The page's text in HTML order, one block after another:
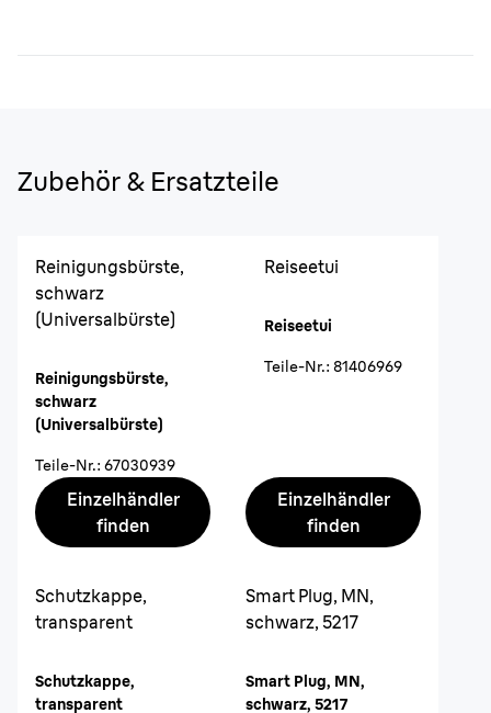
Zubehör & Ersatzteile
Reinigungsbürste,
schwarz
(Universalbürste)
Reinigungsbürste,
schwarz
(Universalbürste)
Teile-Nr.: 67030939
Einzelhändler
finden
Reiseetui
Reiseetui
Teile-Nr.: 81406969
Einzelhändler
finden
Schutzkappe,
transparent
Schutzkappe,
transparent
Smart Plug, MN,
schwarz, 5217
Smart Plug, MN,
schwarz, 5217